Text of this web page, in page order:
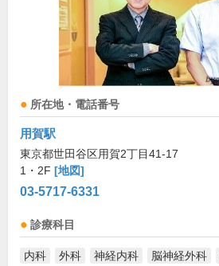
所在地・電話番号
用賀駅
東京都世田谷区用賀2丁目41-17
1・2F [地図]
03-5717-6331
診療科目
内科 外科 神経内科 脳神経外科